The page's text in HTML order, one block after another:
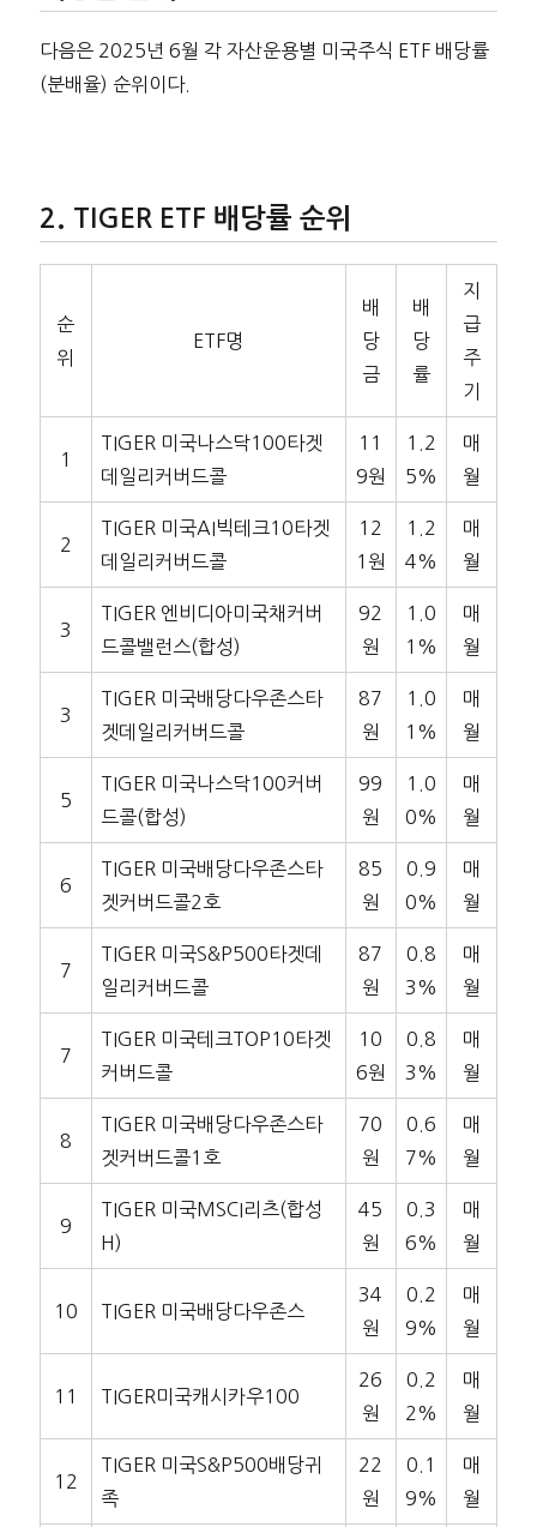
다음은 2025년 6월 각 자산운용별 미국주식 ETF 배당률
(분배율) 순위이다.
TIGER ETF 배당률 순위
순
위
ETF명
배
당
금
배
당
률
지
급
주
기
1
TIGER 미국나스닥100타겟
데일리커버드콜
11
9원
1.2
5%
매
월
2
TIGER 미국AI빅테크10타겟
데일리커버드콜
12
1원
1.2
4%
매
월
3
TIGER 엔비디아미국채커버
드콜밸런스(합성)
92
원
1.0
1%
매
월
3
TIGER 미국배당다우존스타
겟데일리커버드콜
87
원
1.0
1%
매
월
5
TIGER 미국나스닥100커버
드콜(합성)
99
원
1.0
0%
매
월
6
TIGER 미국배당다우존스타
겟커버드콜2호
85
원
0.9
0%
매
월
7
TIGER 미국S&P500타겟데
일리커버드콜
87
원
0.8
3%
매
월
7
TIGER 미국테크TOP10타겟
커버드콜
10
6원
0.8
3%
매
월
8
TIGER 미국배당다우존스타
겟커버드콜1호
70
원
0.6
7%
매
월
9
TIGER 미국MSCI리츠(합성
H)
45
원
0.3
6%
매
월
10 TIGER 미국배당다우존스
34
원
0.2
9%
매
월
11 TIGER미국캐시카우100
26
원
0.2
2%
매
월
12
TIGER 미국S&P500배당귀
족
22
원
0.1
9%
매
월